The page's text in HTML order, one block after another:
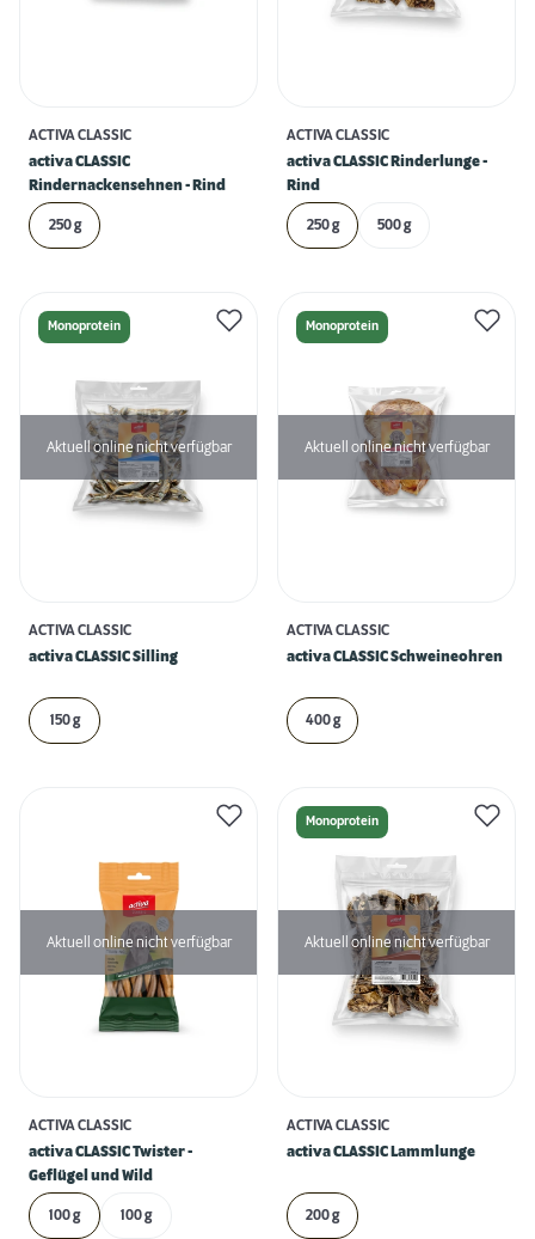
ACTIVA CLASSIC
activa CLASSIC
Rindernackensehnen - Rind
250 g
ACTIVA CLASSIC
activa CLASSIC Rinderlunge -
Rind
250 g 500 g
Monoprotein
Aktuell online nicht verfügbar
ACTIVA CLASSIC
activa CLASSIC Silling
150 g
Monoprotein
Aktuell online nicht verfügbar
ACTIVA CLASSIC
activa CLASSIC Schweineohren
400 g
Aktuell online nicht verfügbar
ACTIVA CLASSIC
activa CLASSIC Twister -
Geflügel und Wild
100 g 100 g
Monoprotein
Aktuell online nicht verfügbar
ACTIVA CLASSIC
activa CLASSIC Lammlunge
200 g